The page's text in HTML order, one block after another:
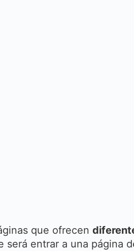
que ofrecen
será entrar a una página